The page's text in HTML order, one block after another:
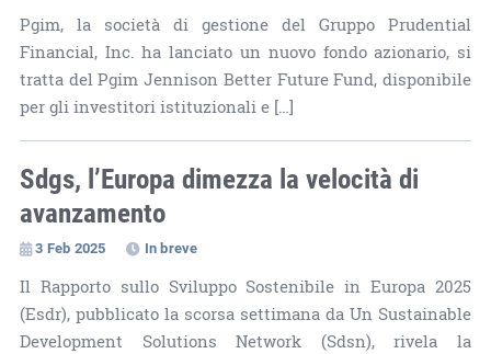
Pgim, la società di gestione del Gruppo Prudential
Financial, Inc. ha lanciato un nuovo fondo azionario, si
tratta del Pgim Jennison Better Future Fund, disponibile
per gli investitori istituzionali e […]
Sdgs, l’Europa dimezza la velocità di
avanzamento
3 Feb 2025 In breve
Il Rapporto sullo Sviluppo Sostenibile in Europa 2025
(Esdr), pubblicato la scorsa settimana da Un Sustainable
Development Solutions Network (Sdsn), rivela la